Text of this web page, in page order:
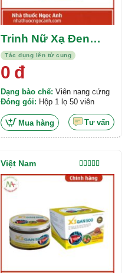
Tác dụng lên tử cung
Trinh Nữ Xạ Đen
Halifa
0 đ
Dạng bào chế: Viên nang cứng
Đóng gói: Hộp 1 lọ 50 viên
Mua hàng Tư vấn
Được xếp
hạng5.00
Việt Nam